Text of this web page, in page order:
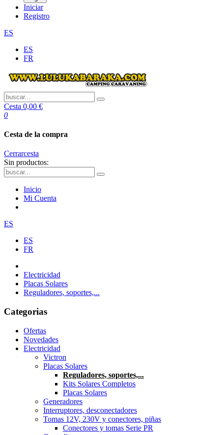
Iniciar
Registro
ES
ES
FR
Cesta 0,00 €
0
Cesta de la compra
Cerrarcesta
Sin productos:
Inicio
Mi Cuenta
ES
ES
FR
Electricidad
Placas Solares
Reguladores, soportes,...
Categorias
Ofertas
Novedades
Electricidad
Victron
Placas Solares
Reguladores, soportes,...
Kits Solares Completos
Placas Solares
Generadores
Interruptores, desconectadores
Tomas 12V, 230V y conectores, piñas
Conectores y tomas Serie PR